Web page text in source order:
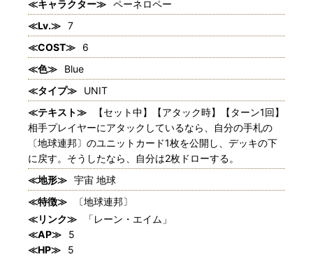
≪キャラクター≫ ペーネロペー
≪Lv.≫ 7
≪COST≫
6
≪色≫
Blue
≪タイプ≫
UNIT
≪テキスト≫
【セット中】【アタック時】【ターン1回】
相手プレイヤーにアタックしているなら、自分の手札の
〔地球連邦〕のユニットカード1枚を公開し、デッキの下
に戻す。そうしたなら、自分は2枚ドローする。
≪地形≫ 宇宙 地球
≪特徴≫
〔地球連邦〕
≪リンク≫
「レーン・エイム」
≪AP≫
5
≪HP≫
5